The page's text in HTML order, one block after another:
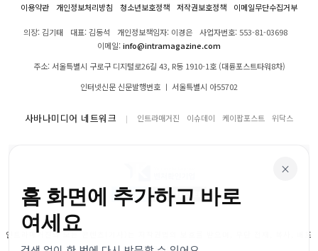
이용약관 개인정보처리방침 청소년보호정책 저작권보호정책 이메일무단수집거부
의장: 김기태 대표: 김동석 개인정보책임자: 이경은
사업자번호: 553-81-03698
이메일:info@intramagazine.com
주소: 서울특별시 구로구 디지털로26길 43, R동 1910-1호 (대륭포스트타워8차)
인터넷신문 신문발행번호 ㅣ 서울특별시 아55702
사바나미디어 네트워크 인트라매거진 이슈데이 케이팝포스트 위닥스
인트라매거진의 모든 콘텐츠(기사)는 저작권법의 보호를 받으며, 무단 전재, 복사, 배포
등을 금합니다.
×
홈 화면에 추가하고 바로
여세요